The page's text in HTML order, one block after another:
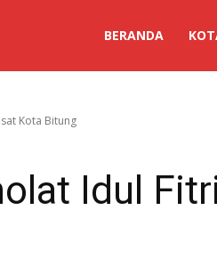
BERANDA
Kota Bitung
Idul